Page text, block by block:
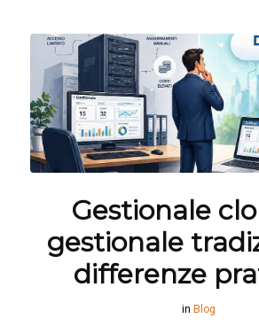
Gestionale
gestionale
differenze
in Blog